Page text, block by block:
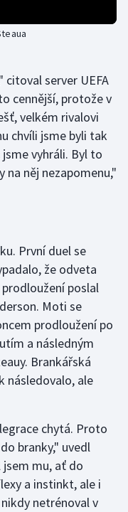
server UEFA
cennější, protože v
velkém rivalovi
chvíli jsme byli tak
vyhráli. Byl to
na něj nezapomenu,"
První duel se
že odveta
poslal
Moti se
prodloužení po
a následným
Brankářská
následovalo, ale
chytá. Proto
branky," uvedl
jsem mu, ať do
a instinkt, ale i
netrénoval v